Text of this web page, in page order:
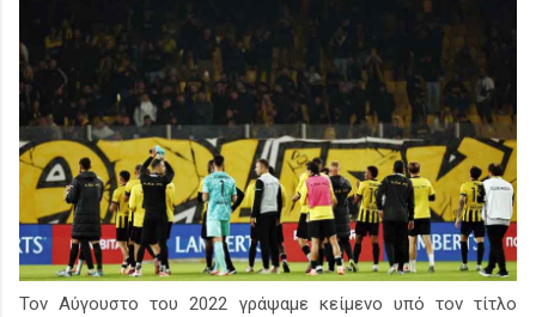
Τον Αύγουστο του 2022 γράψαμε κείμενο υπό τον τίτλο